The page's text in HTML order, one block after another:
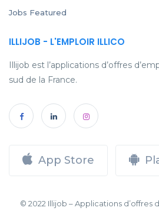
Jobs Featured
ILLIJOB - L'EMPLOIR ILLICO
Illijob est l’applications d’offres
sud de la France.
App Store
© 2022 Illijob – Applications d’offres